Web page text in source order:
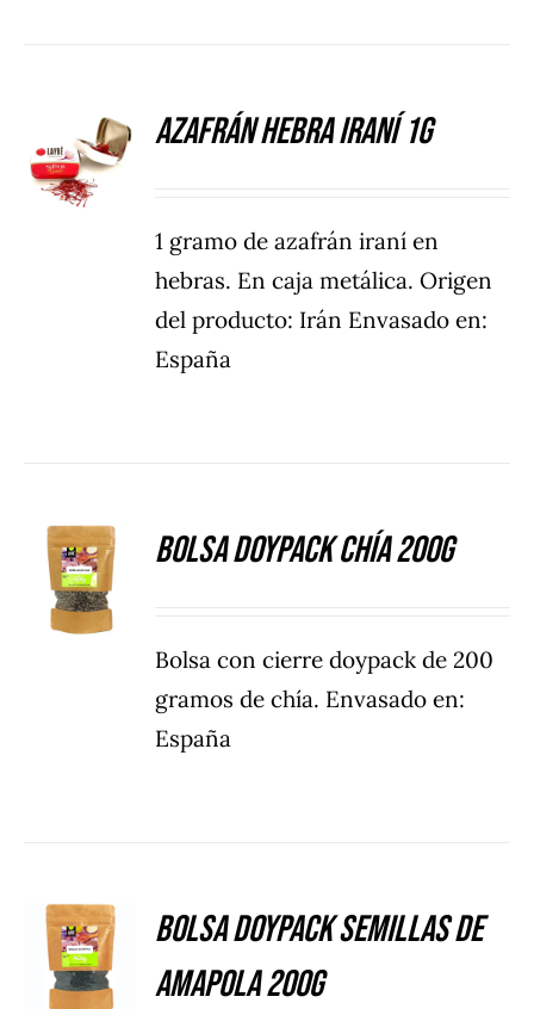
DETALLES
Azafrán hebra iraní 1g
1 gramo de azafrán iraní en
hebras. En caja metálica. Origen
del producto: Irán Envasado en:
España
DETALLES
Bolsa Doypack Chía 200g
Bolsa con cierre doypack de 200
gramos de chía. Envasado en:
España
DETALLES
Bolsa Doypack Semillas de
amapola 200g